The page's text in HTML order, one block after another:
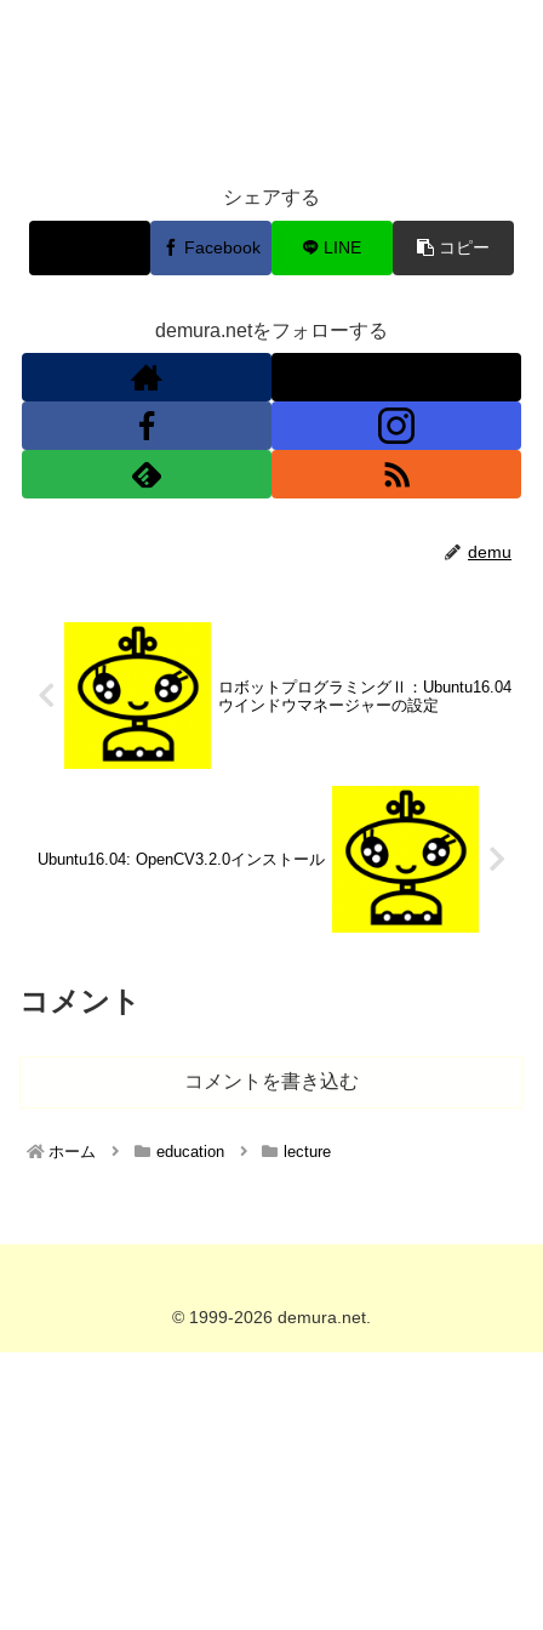
シェアする
Facebook LINE コピー
demura.netをフォローする
demu
ロボットプログラミングⅡ：Ubuntu16.04
ウインドウマネージャーの設定
Ubuntu16.04: OpenCV3.2.0インストール
コメント
コメントを書き込む
ホーム education lecture
© 1999-2026 demura.net.